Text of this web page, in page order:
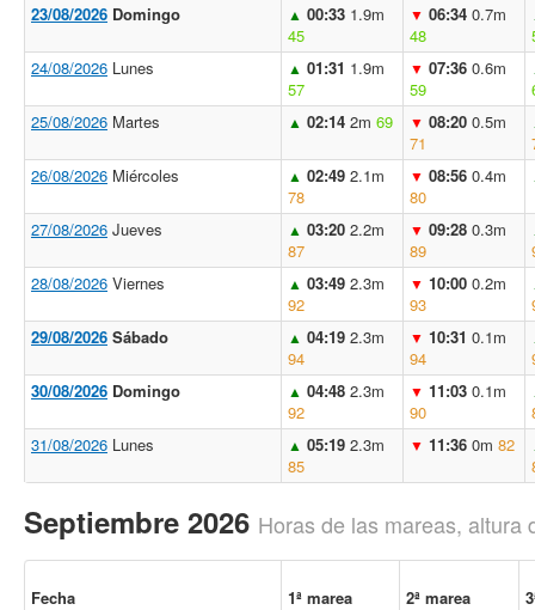
23/08/2026 Domingo ▲ 00:33 1.9m
45
▼ 06:34 0.7m
48
24/08/2026 Lunes ▲ 01:31 1.9m
57
▼ 07:36 0.6m
59
25/08/2026 Martes ▲ 02:14 2m 69 ▼ 08:20 0.5m
71
26/08/2026 Miércoles ▲ 02:49 2.1m
78
▼ 08:56 0.4m
80
27/08/2026 Jueves ▲ 03:20 2.2m
87
▼ 09:28 0.3m
89
28/08/2026 Viernes ▲ 03:49 2.3m
92
▼ 10:00 0.2m
93
29/08/2026 Sábado ▲ 04:19 2.3m
94
▼ 10:31 0.1m
94
30/08/2026 Domingo ▲ 04:48 2.3m
92
▼ 11:03 0.1m
90
31/08/2026 Lunes ▲ 05:19 2.3m
85
▼ 11:36 0m 82
Septiembre 2026 Horas de las mareas, altura
Fecha 1ª marea 2ª marea